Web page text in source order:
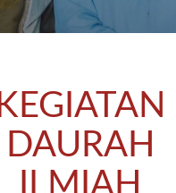
KEGIATAN
DAURAH
ILMIAH